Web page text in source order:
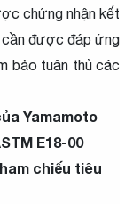
chứng nhận kết
cần được đáp ứng
bảo tuân thủ các
Yamamoto
E18-00
chiếu tiêu